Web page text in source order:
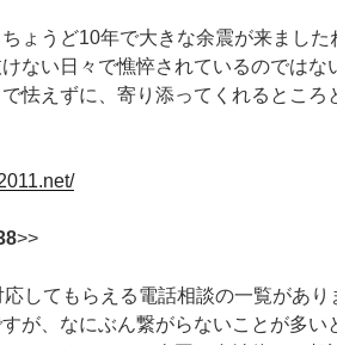
ょうど10年で大きな余震が来ました
ない日々で憔悴されているのではな
怯えずに、寄り添ってくれるところ
>>
してもらえる電話相談の一覧があり
が、なにぶん繋がらないことが多い